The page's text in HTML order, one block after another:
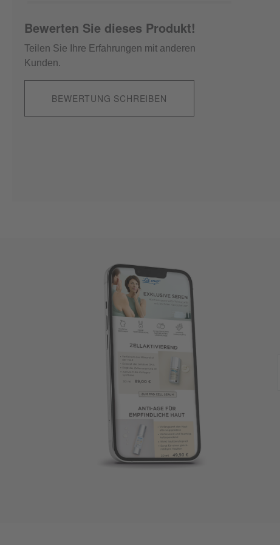
Bewerten Sie dieses Produkt!
Teilen Sie Ihre Erfahrungen mit anderen
Kunden.
BEWERTUNG SCHREIBEN